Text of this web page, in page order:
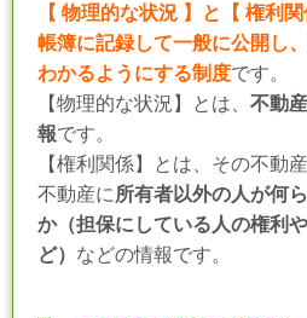
【 物理的な状況 】と【 権利
帳簿に記録して一般に公開し
わかるようにする制度です。
【物理的な状況】とは、 不動
報です。
【権利関係】とは、その不動
不動産に 所有者以外の人が何
か（担保にしている人の権利
ど） などの情報です。